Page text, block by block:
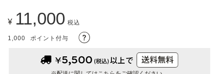
¥ 11,000 税込
1,000 ポイント付与